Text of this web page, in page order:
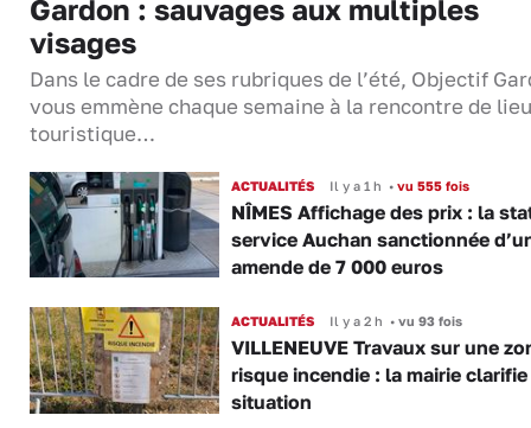
Gardon : sauvages aux multiples
visages
Dans le cadre de ses rubriques de l’été, Objectif
vous emmène chaque semaine à la rencontre de
touristique…
ACTUALITÉS Il y a 1 h •vu 555 fois
NÎMES Affichage des prix : la
service Auchan sanctionnée
amende de 7 000 euros
ACTUALITÉS Il y a 2 h •vu 93 fois
VILLENEUVE Travaux sur une
risque incendie : la mairie
situation